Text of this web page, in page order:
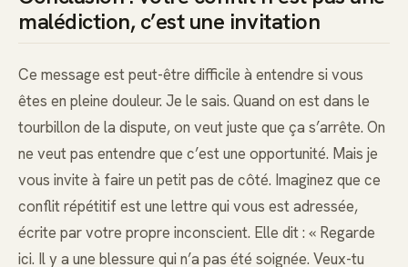
malédiction, c’est une invitation
Ce message est peut-être difficile à entendre si vous
êtes en pleine douleur. Je le sais. Quand on est dans le
tourbillon de la dispute, on veut juste que ça s’arrête. On
ne veut pas entendre que c’est une opportunité. Mais je
vous invite à faire un petit pas de côté. Imaginez que ce
conflit répétitif est une lettre qui vous est adressée,
écrite par votre propre inconscient. Elle dit : « Regarde
ici. Il y a une blessure qui n’a pas été soignée. Veux-tu